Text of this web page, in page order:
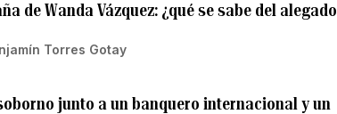
de Wanda Vázquez: ¿qué se sabe del alegado
Torres Gotay
junto a un banquero internacional y un